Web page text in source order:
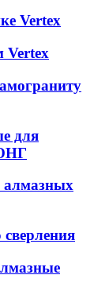
Vertex
Vertex
для
алмазных